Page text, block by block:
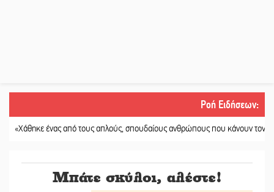
Ροή Ειδήσεων:
ένας από τους απλούς, σπουδαίους ανθρώπους που κάνουν τον κόσμο λίγο
Μπάτε σκύλοι, αλέστε!